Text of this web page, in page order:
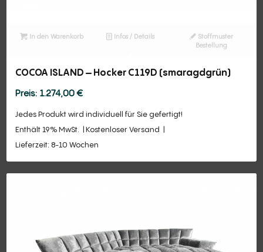
In den Warenkorb Infos / Details
Stoffmuster
Bestellung
COCOA ISLAND – Hocker C119D (smaragdgrün)
1.274,00€
Jedes Produkt wird individuell für Sie gefertigt!
Enthält 19% MwSt.
Kostenloser Versand
Lieferzeit: 8-10 Wochen